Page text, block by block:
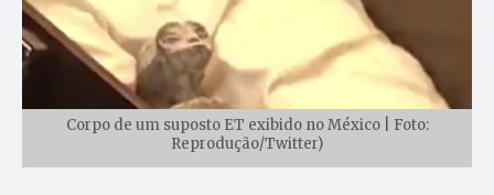
Corpo de um suposto ET exibido no México | Foto:
Reprodução/Twitter)